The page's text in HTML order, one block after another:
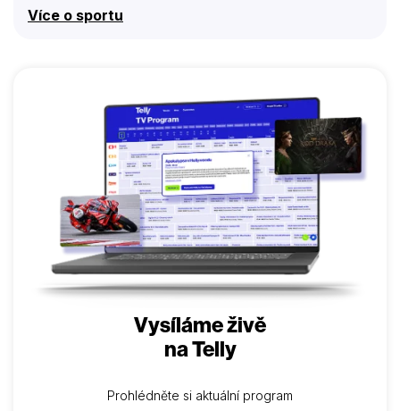
Více o sportu
Vysíláme živě
na Telly
Prohlédněte si aktuální program